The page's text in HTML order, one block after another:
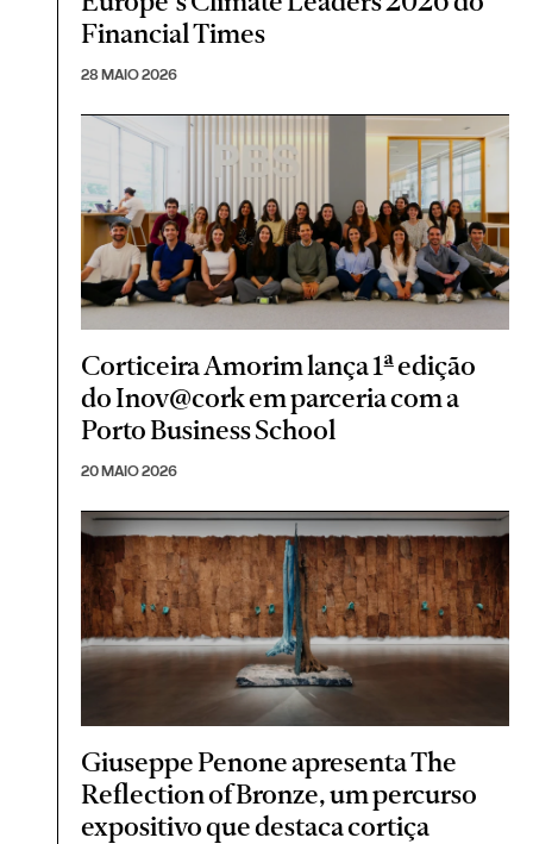
Financial Times
28 MAIO 2026
Corticeira Amorim lança 1ª edição
do Inov@cork em parceria com a
Porto Business School
20 MAIO 2026
Giuseppe Penone apresenta The
Reflection of Bronze, um percurso
expositivo que destaca cortiça